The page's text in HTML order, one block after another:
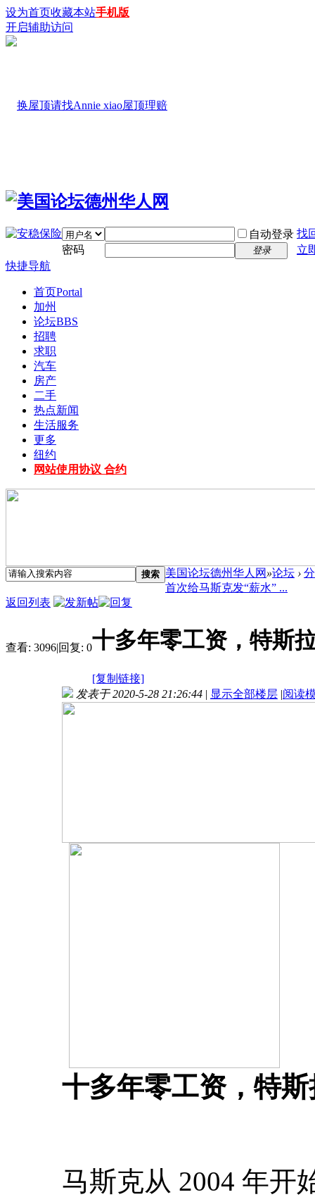
设为首页收藏本站手机版
开启辅助访问
自动登录 找
密码
登录
立
快捷导航
首页Portal
加州
论坛BBS
招聘
求职
汽车
房产
二手
热点新闻
生活服务
更多
纽约
网站使用协议 合约
搜索 美国论坛德州华人网 »论坛 ›
首次给马斯克发“薪水” ...
返回列表
查看: 3096|回复: 0十多年零工资，特斯
[复制链接]
发表于 2020-5-28 21:26:44 | 显示全部楼层 |阅读
十多年零工资，特
马斯克从 2004 年开